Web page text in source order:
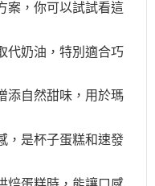
案，你可以試試看這
代奶油，特別適合巧
添自然甜味，用於瑪
，是杯子蛋糕和速發